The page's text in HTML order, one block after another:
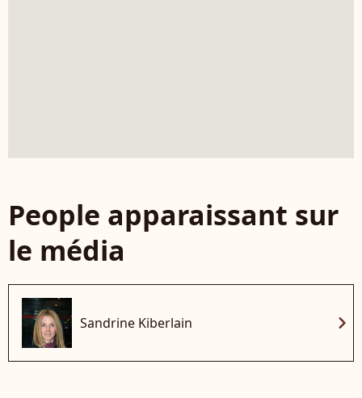
People apparaissant sur
le média
Sandrine Kiberlain chevron_right